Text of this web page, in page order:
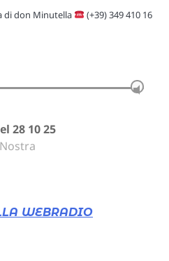
di don Minutella
(+39) 349 410 16
28 10 25
WEBRADIO